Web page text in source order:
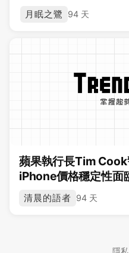
月眠之鷺 94 天
蘋果執行長Tim
iPhone價格穩定性面
清晨的語者 94 天
隱